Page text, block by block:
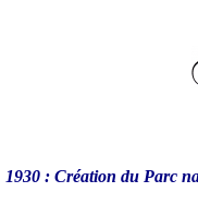
1930 : Création du Parc